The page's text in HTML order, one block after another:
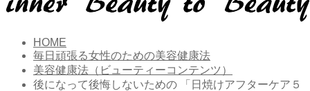
HOME
毎日頑張る女性のための美容健康法
美容健康法（ビューティーコンテンツ）
後になって後悔しないための 「日焼けアフターケア５